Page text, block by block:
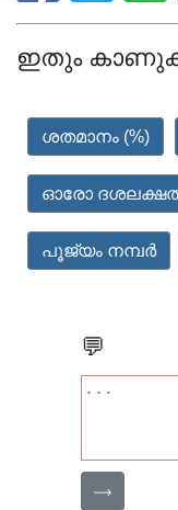
ഇതും
ശതമാനം (%)
ഓരോ
പൂജ്യം നമ്പർ
💬
⟶